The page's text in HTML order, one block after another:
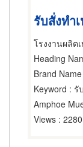
รับสั่งทำ
โรงงานผลิต
Heading
Brand Name
Keyword : รั
Views :